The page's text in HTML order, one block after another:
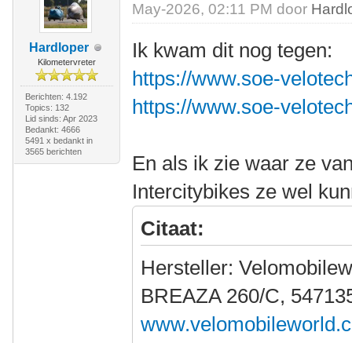
Hardloper
Kilometervreter
Berichten: 4.192
Topics: 132
Lid sinds: Apr 2023
Bedankt: 4666
5491 x bedankt in
3565 berichten
May-2026, 02:11 PM door
Ik kwam dit nog tegen:
https://www.soe-
https://www.soe-
En als ik zie waar ze
Intercitybikes ze wel
Citaat:
Hersteller:
BREAZA 260/C,